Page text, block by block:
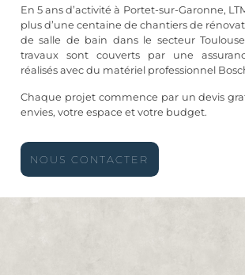
En 5 ans d’activité à Portet-sur-Garonne,
plus d’une centaine de chantiers de
de salle de bain dans le secteur
travaux sont couverts par une
réalisés avec du matériel professionnel
Chaque projet commence par un devis
envies, votre espace et votre budget.
NOUS CONTACTER